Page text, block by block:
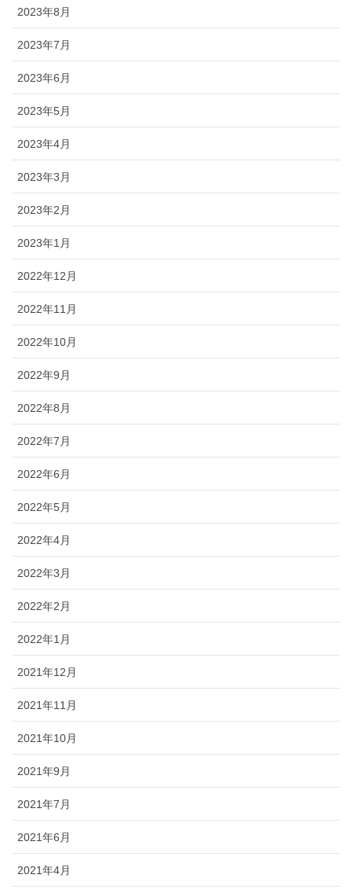
2023年8月
2023年7月
2023年6月
2023年5月
2023年4月
2023年3月
2023年2月
2023年1月
2022年12月
2022年11月
2022年10月
2022年9月
2022年8月
2022年7月
2022年6月
2022年5月
2022年4月
2022年3月
2022年2月
2022年1月
2021年12月
2021年11月
2021年10月
2021年9月
2021年7月
2021年6月
2021年4月